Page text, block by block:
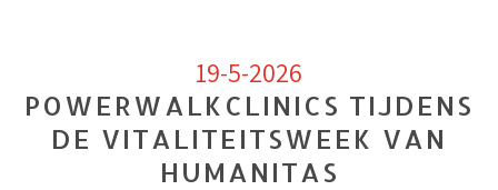
19-5-2026
POWERWALKCLINICS TIJDENS
DE VITALITEITSWEEK VAN
HUMANITAS